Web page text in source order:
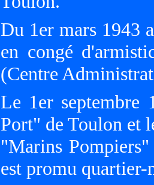
Du 1er mars 1943
en congé
(Centre
Le 1er
Port" de Toulon et
"Marins
est promu quartier-